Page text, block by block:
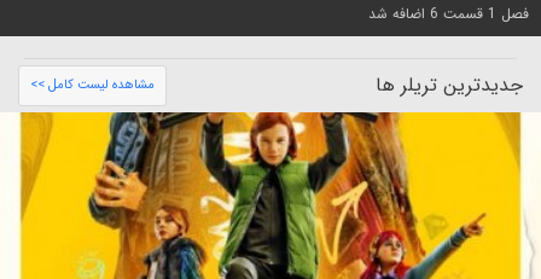
فصل 1 قسمت 6 اضافه شد
جدیدترین تریلر ها مشاهده لیست کامل >>